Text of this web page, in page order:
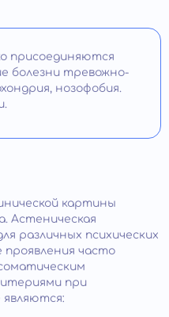
присоединяются
болезни тревожно-
нозофобия.
картины
Астеническая
различных психических
часто
при